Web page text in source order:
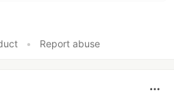
• Report abuse